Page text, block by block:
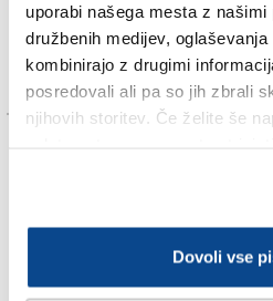
uporabi našega mesta z
družbenih medijev,
kombinirajo z drugimi
posredovali ali pa so jih zbrali
njihovih storitev. Če želite še
Dovoli vse